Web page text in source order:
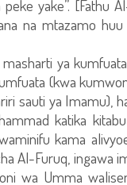
yake”. [Fathu
na mtazamo
ya
(kwa
sauti ya Imamu),
katika
kama
Al-Furuq, ingawa
wa Umma